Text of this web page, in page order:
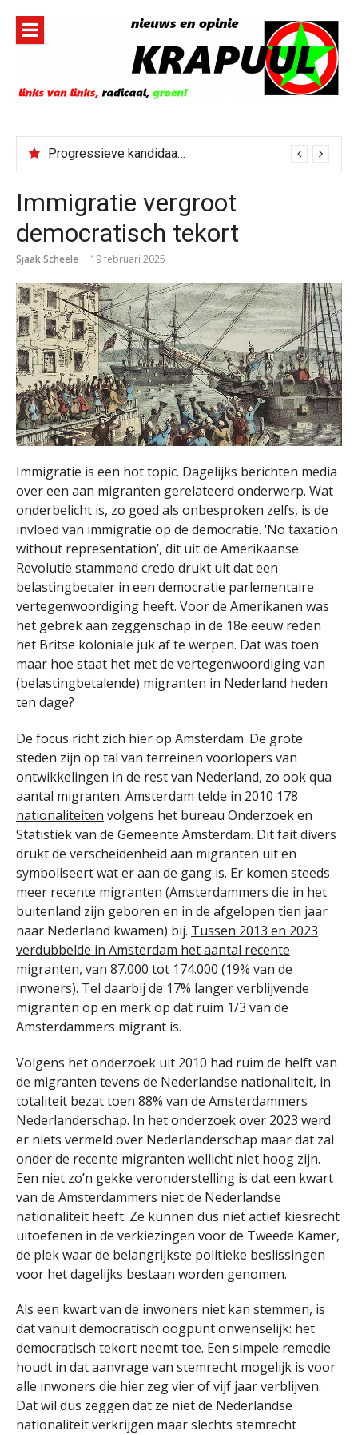
inhoud
Progressieve kandidaat El-Sayed senaatskandidaat Michigan
Immigratie vergroot
democratisch tekort
Sjaak Scheele 19 februari 2025
Immigratie is een hot topic. Dagelijks berichten media
over een aan migranten gerelateerd onderwerp. Wat
onderbelicht is, zo goed als onbesproken zelfs, is de
invloed van immigratie op de democratie. ‘No taxation
without representation’, dit uit de Amerikaanse
Revolutie stammend credo drukt uit dat een
belastingbetaler in een democratie parlementaire
vertegenwoordiging heeft. Voor de Amerikanen was
het gebrek aan zeggenschap in de 18e eeuw reden
het Britse koloniale juk af te werpen. Dat was toen
maar hoe staat het met de vertegenwoordiging van
(belastingbetalende) migranten in Nederland heden
ten dage?
De focus richt zich hier op Amsterdam. De grote
steden zijn op tal van terreinen voorlopers van
ontwikkelingen in de rest van Nederland, zo ook qua
aantal migranten. Amsterdam telde in 2010 178
nationaliteiten volgens het bureau Onderzoek en
Statistiek van de Gemeente Amsterdam. Dit fait divers
drukt de verscheidenheid aan migranten uit en
symboliseert wat er aan de gang is. Er komen steeds
meer recente migranten (Amsterdammers die in het
buitenland zijn geboren en in de afgelopen tien jaar
naar Nederland kwamen) bij. Tussen 2013 en 2023
verdubbelde in Amsterdam het aantal recente
migranten, van 87.000 tot 174.000 (19% van de
inwoners). Tel daarbij de 17% langer verblijvende
migranten op en merk op dat ruim 1/3 van de
Amsterdammers migrant is.
Volgens het onderzoek uit 2010 had ruim de helft van
de migranten tevens de Nederlandse nationaliteit, in
totaliteit bezat toen 88% van de Amsterdammers
Nederlanderschap. In het onderzoek over 2023 werd
er niets vermeld over Nederlanderschap maar dat zal
onder de recente migranten wellicht niet hoog zijn.
Een niet zo’n gekke veronderstelling is dat een kwart
van de Amsterdammers niet de Nederlandse
nationaliteit heeft. Ze kunnen dus niet actief kiesrecht
uitoefenen in de verkiezingen voor de Tweede Kamer,
de plek waar de belangrijkste politieke beslissingen
voor het dagelijks bestaan worden genomen.
Als een kwart van de inwoners niet kan stemmen, is
dat vanuit democratisch oogpunt onwenselijk: het
democratisch tekort neemt toe. Een simpele remedie
houdt in dat aanvrage van stemrecht mogelijk is voor
alle inwoners die hier zeg vier of vijf jaar verblijven.
Dat wil dus zeggen dat ze niet de Nederlandse
nationaliteit verkrijgen maar slechts stemrecht